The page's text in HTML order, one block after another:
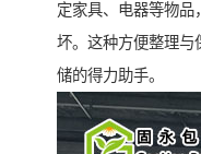
定家具、电器等物品
坏。这种方便整理与
储的得力助手。